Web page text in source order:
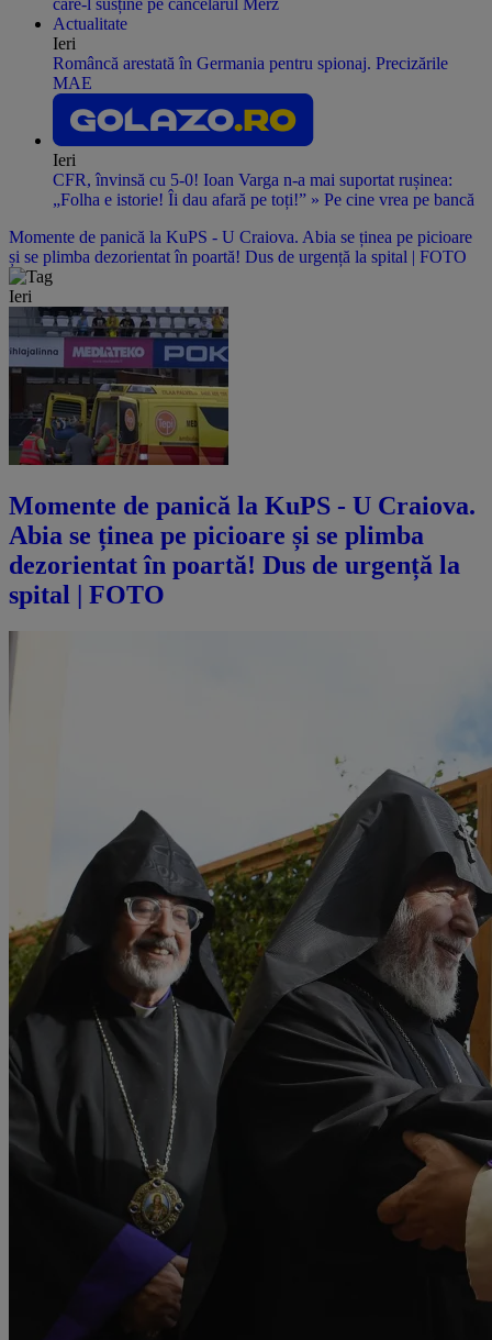
Actualitate
Ieri
Româncă arestată în Germania pentru spionaj. Precizările
MAE
Ieri
CFR, învinsă cu 5-0! Ioan Varga n-a mai suportat rușinea:
„Folha e istorie! Îi dau afară pe toți!” » Pe cine vrea pe bancă
Momente de panică la KuPS - U Craiova. Abia se ținea pe picioare
și se plimba dezorientat în poartă! Dus de urgență la spital | FOTO
Ieri
Momente de panică la KuPS - U Craiova.
Abia se ținea pe picioare și se plimba
dezorientat în poartă! Dus de urgență la
spital | FOTO